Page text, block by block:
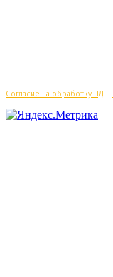
Согласие на обработку ПД